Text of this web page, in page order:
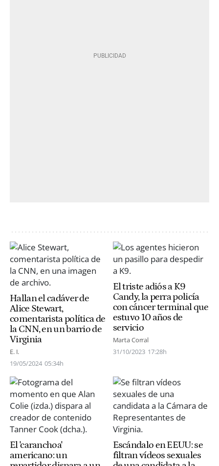
Hallan el cadáver de
Alice Stewart,
comentarista política de
la CNN, en un barrio de
Virginia
E. I.
19/05/2024 05:34h
El triste adiós a K9
Candy, la perra policía
con cáncer terminal que
estuvo 10 años de
servicio
Marta Corral
31/10/2023 17:28h
El 'caranchoa'
americano: un
Escándalo en EEUU: se
filtran vídeos sexuales